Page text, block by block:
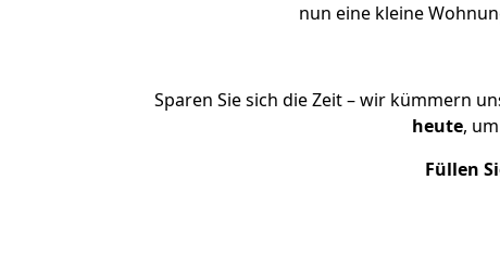
nun eine kleine
Sparen Sie sich die Zeit – wir kümmern
heute,
Füllen